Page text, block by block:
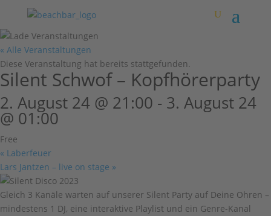
« Alle Veranstaltungen
Diese Veranstaltung hat bereits stattgefunden.
Silent Schwof – Kopfhörerparty
2. August 24 @ 21:00 - 3. August 24
@ 01:00
Free
« Laberfeuer
Lars Jantzen – live on stage »
Gleich 3 Kanäle warten auf unserer Silent Party auf Deine Ohren –
mindestens 1 DJ, eine interaktive Playlist und ein Genre-Kanal